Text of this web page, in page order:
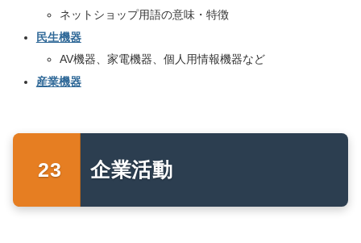
ネットショップ用語の意味・特徴
民生機器
AV機器、家電機器、個人用情報機器など
産業機器
企業活動